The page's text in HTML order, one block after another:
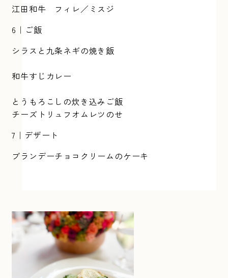
江田和牛 フィレ／ミスジ
6｜ご飯
シラスと九条ネギの焼き飯
和牛すじカレー
とうもろこしの炊き込みご飯
チーズトリュフオムレツのせ
7｜デザート
ブランデーチョコクリームのケーキ